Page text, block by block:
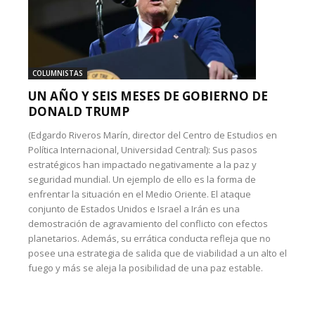
COLUMNISTAS
UN AÑO Y SEIS MESES DE GOBIERNO DE
DONALD TRUMP
(Edgardo Riveros Marín, director del Centro de Estudios en
Política Internacional, Universidad Central): Sus pasos
estratégicos han impactado negativamente a la paz y
seguridad mundial. Un ejemplo de ello es la forma de
enfrentar la situación en el Medio Oriente. El ataque
conjunto de Estados Unidos e Israel a Irán es una
demostración de agravamiento del conflicto con efectos
planetarios. Además, su errática conducta refleja que no
posee una estrategia de salida que de viabilidad a un alto el
fuego y más se aleja la posibilidad de una paz estable.